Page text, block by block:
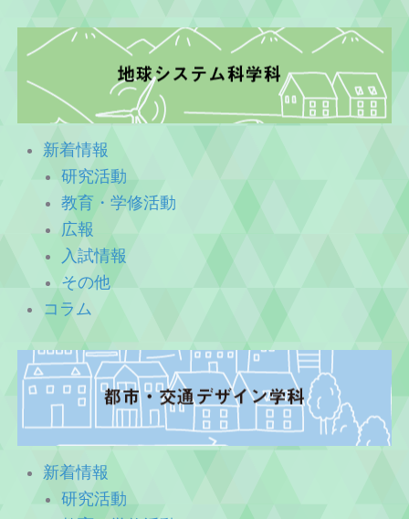
新着情報
研究活動
教育・学修活動
広報
入試情報
その他
コラム
新着情報
研究活動